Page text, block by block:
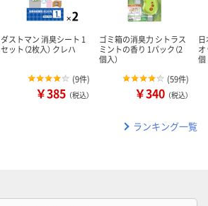
ダストマン 消臭シート 1
セット（2枚入） クレハ
(9件)
￥385 （税込）
ゴミ箱の消臭力 シトラス
ミントの香り 1パック（2
個入）
(59件)
￥340 （税込）
個
ランキング一覧